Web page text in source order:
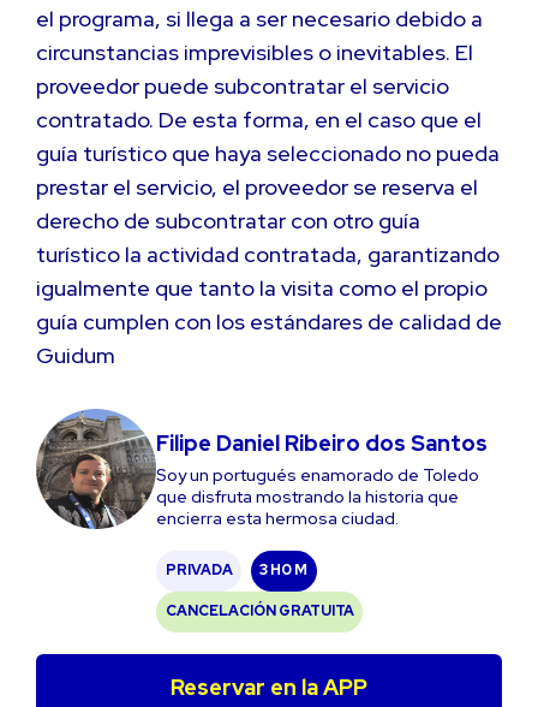
el programa, si llega a ser necesario debido a
circunstancias imprevisibles o inevitables. El
proveedor puede subcontratar el servicio
contratado. De esta forma, en el caso que el
guía turístico que haya seleccionado no pueda
prestar el servicio, el proveedor se reserva el
derecho de subcontratar con otro guía
turístico la actividad contratada, garantizando
igualmente que tanto la visita como el propio
guía cumplen con los estándares de calidad de
Guidum
Filipe Daniel Ribeiro dos Santos
Soy un portugués enamorado de Toledo
que disfruta mostrando la historia que
encierra esta hermosa ciudad.
PRIVADA 3 H0 M
CANCELACIÓN GRATUITA
Reservar en la APP